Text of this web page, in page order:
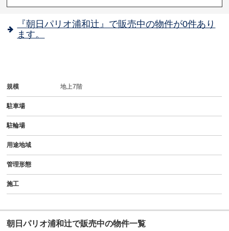
『朝日パリオ浦和辻』で販売中の物件が0件あり
ます。
規模 地上7階
駐車場
駐輪場
用途地域
管理形態
施工
朝日パリオ浦和辻で販売中の物件一覧